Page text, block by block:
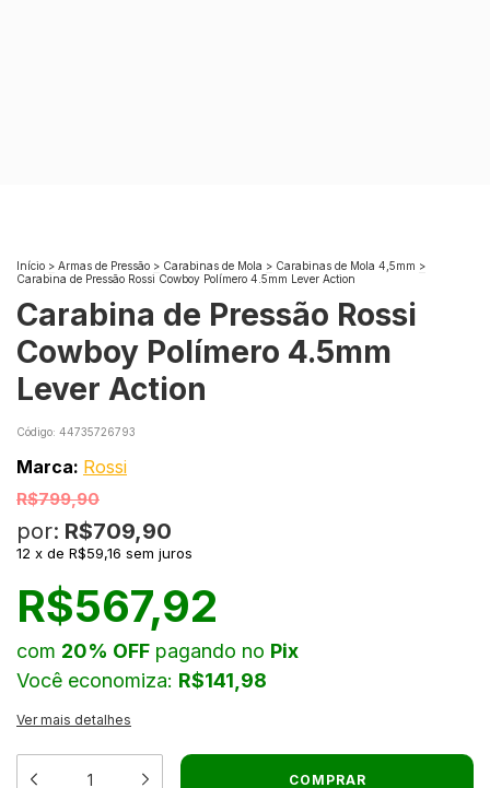
Início > Armas de Pressão > Carabinas de Mola > Carabinas de Mola 4,5mm >
Carabina de Pressão Rossi Cowboy Polímero 4.5mm Lever Action
Carabina de Pressão Rossi
Cowboy Polímero 4.5mm
Lever Action
Código: 44735726793
Marca: Rossi
R$799,90
por: R$709,90
12 x de R$59,16 sem juros
R$567,92
com 20% OFF pagando no Pix
Você economiza: R$141,98
Ver mais detalhes